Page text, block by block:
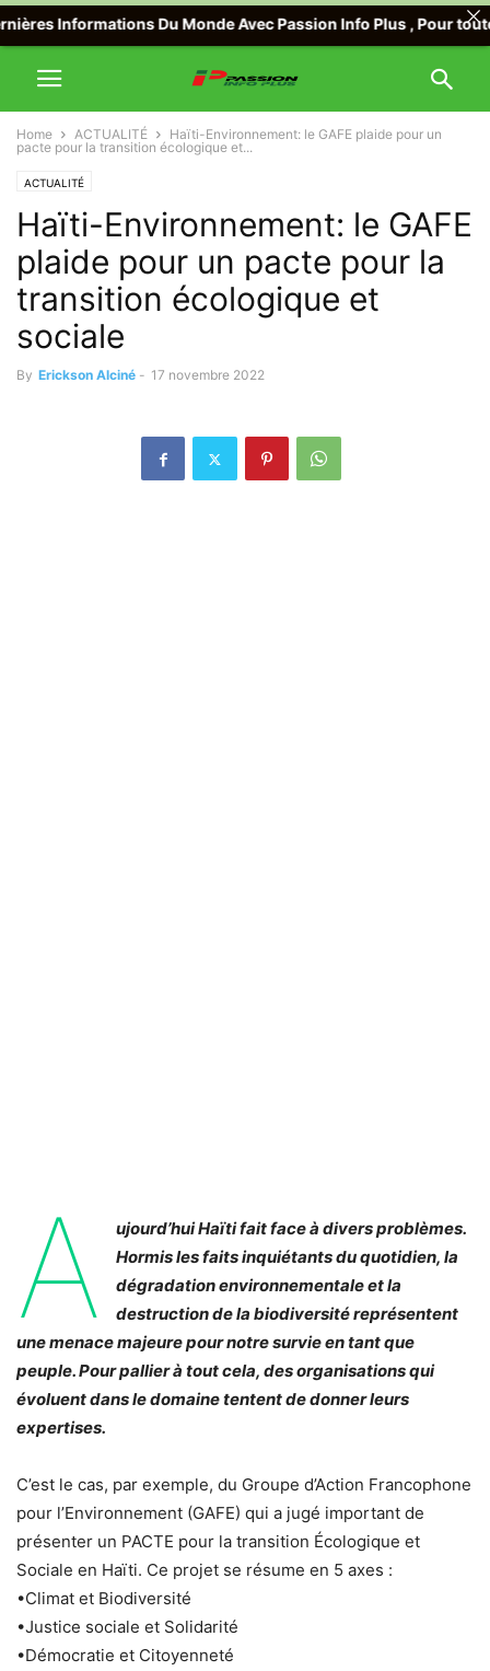
Home ACTUALITÉ
Haïti-Environnement: le GAFE plaide pour un
pacte pour la transition écologique et...
ACTUALITÉ
Haïti-Environnement: le GAFE
plaide pour un pacte pour la
transition écologique et
sociale
By Erickson Alciné - 17 novembre 2022
A
ujourd’hui Haïti fait face à divers problèmes.
Hormis les faits inquiétants du quotidien, la
dégradation environnementale et la
destruction de la biodiversité représentent
une menace majeure pour notre survie en tant que
peuple. Pour pallier à tout cela, des organisations qui
évoluent dans le domaine tentent de donner leurs
expertises.
C’est le cas, par exemple, du Groupe d’Action Francophone
pour l’Environnement (GAFE) qui a jugé important de
présenter un PACTE pour la transition Écologique et
Sociale en Haïti. Ce projet se résume en 5 axes :
•Climat et Biodiversité
•Justice sociale et Solidarité
•Démocratie et Citoyenneté
Informations Du Monde Avec Passion Info Plus , Pour toute